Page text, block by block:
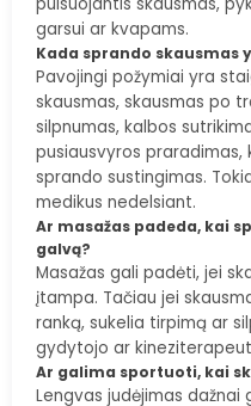
garsui ar kvapams.
Kada sprando skausmas
Pavojingi požymiai yra
skausmas, skausmas po
silpnumas, kalbos
pusiausvyros praradimas,
sprando sustingimas.
medikus nedelsiant.
Ar masažas padeda, kai
galvą?
Masažas gali padėti, jei
įtampa. Tačiau jei
ranką, sukelia tirpimą ar
gydytojo ar
Ar galima sportuoti, kai
Lengvas judėjimas